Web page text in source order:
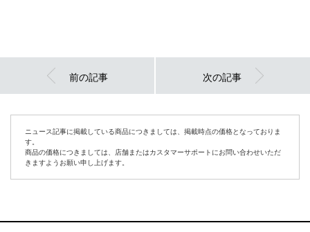
前の記事 次の記事
ニュース記事に掲載している商品につきましては、掲載時点の価格となっておりま
す。
商品の価格につきましては、店舗またはカスタマーサポートにお問い合わせいただ
きますようお願い申し上げます。